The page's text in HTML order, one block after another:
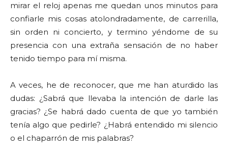
mirar el reloj apenas me quedan unos minutos para
confiarle mis cosas atolondradamente, de carrerilla,
sin orden ni concierto, y termino yéndome de su
presencia con una extraña sensación de no haber
tenido tiempo para mí misma.
A veces, he de reconocer, que me han aturdido las
dudas: ¿Sabrá que llevaba la intención de darle las
gracias? ¿Se habrá dado cuenta de que yo también
tenía algo que pedirle? ¿Habrá entendido mi silencio
o el chaparrón de mis palabras?